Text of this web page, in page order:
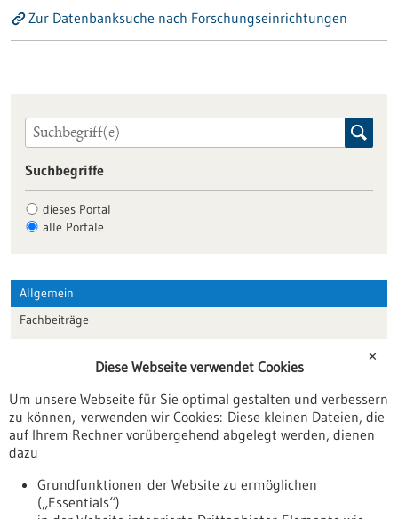
Zur Datenbanksuche nach Forschungseinrichtungen
Suchbegriffe
dieses Portal
alle Portale
Allgemein
Fachbeiträge
Veranstaltungen
Erscheinungsdatum
✕
Diese Webseite verwendet Cookies
Um unsere Webseite für Sie optimal gestalten und verbessern
zu können, verwenden wir Cookies: Diese kleinen Dateien, die
auf Ihrem Rechner vorübergehend abgelegt werden, dienen
dazu
Grundfunktionen der Website zu ermöglichen
(„Essentials“)